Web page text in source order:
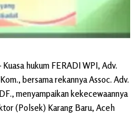
hukum FERADI WPI, Adv.
bersama rekannya Assoc. Adv.
menyampaikan kekecewaannya
(Polsek) Karang Baru, Aceh